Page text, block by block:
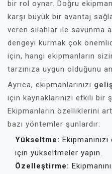
bir rol oynar. Doğru
karşı büyük bir avantaj
veren silahlar ile savunma
dengeyi kurmak çok
için, hangi ekipmanların
tarzınıza uygun olduğunu
Ayrıca, ekipmanlarınızı
için kaynaklarınızı etkili bir
Ekipmanların özelliklerini
bazı yöntemler şunlardır:
Yükseltme:
için yükseltmeler yapın.
Özelleştirme: